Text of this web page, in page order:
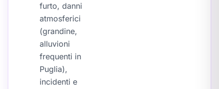
furto, danni
atmosferici
(grandine,
alluvioni
frequenti in
Puglia),
incidenti e